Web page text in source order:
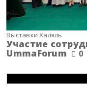
Выставки Халяль
Участие
UmmaForum 0